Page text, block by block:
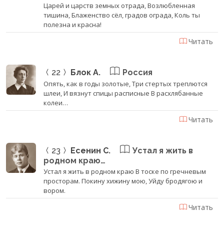
Царей и царств земных отрада, Возлюбленная
тишина, Блаженство сёл, градов ограда, Коль ты
полезна и красна!
Читать
22 Блок А. Россия
Опять, как в годы золотые, Три стертых треплются
шлеи, И вязнут спицы расписные В расхлябанные
колеи…
Читать
23 Есенин С.
Устал я жить в
родном краю…
Устал я жить в родном краю В тоске по гречневым
просторам. Покину хижину мою, Уйду бродягою и
вором.
Читать